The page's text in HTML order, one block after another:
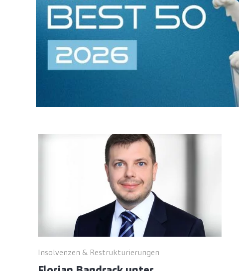
Insolvenzen & Restrukturierungen